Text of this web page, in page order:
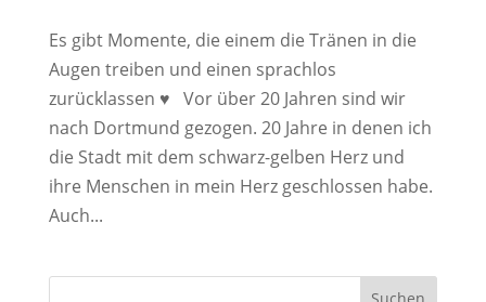
Es gibt Momente, die einem die Tränen in die
Augen treiben und einen sprachlos
zurücklassen ♥︎ Vor über 20 Jahren sind wir
nach Dortmund gezogen. 20 Jahre in denen ich
die Stadt mit dem schwarz-gelben Herz und
ihre Menschen in mein Herz geschlossen habe.
Auch...